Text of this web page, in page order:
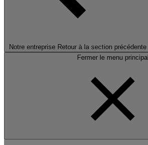
Notre entreprise Retour à la section précédente
Fermer le menu principal